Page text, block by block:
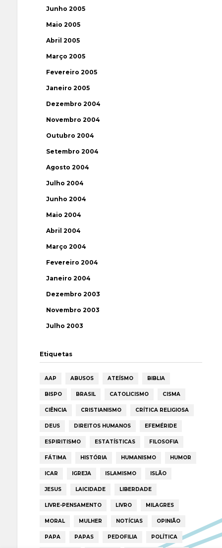
Junho 2005
Maio 2005
Abril 2005
Março 2005
Fevereiro 2005
Janeiro 2005
Dezembro 2004
Novembro 2004
Outubro 2004
Setembro 2004
Agosto 2004
Julho 2004
Junho 2004
Maio 2004
Abril 2004
Março 2004
Fevereiro 2004
Janeiro 2004
Dezembro 2003
Novembro 2003
Julho 2003
Etiquetas
AAP ABUSOS ATEÍSMO BIBLIA
BISPO BRASIL CATOLICISMO CISMA
CIÊNCIA CRISTIANISMO CRÍTICA RELIGIOSA
DEUS DIREITOS HUMANOS EFEMÉRIDE
ESPIRITISMO ESTATÍSTICAS FILOSOFIA
FÁTIMA HISTÓRIA HUMANISMO HUMOR
ICAR IGREJA ISLAMISMO ISLÃO
JESUS LAICIDADE LIBERDADE
LIVRE-PENSAMENTO LIVRO MILAGRES
MORAL MULHER NOTÍCIAS OPINIÃO
PAPA PAPAS PEDOFILIA POLÍTICA